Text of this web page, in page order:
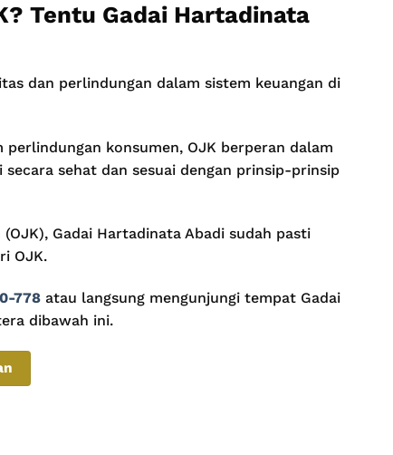
Tentu Gadai Hartadinata
dan perlindungan dalam sistem keuangan di
konsumen, OJK berperan dalam
sehat dan sesuai dengan prinsip-prinsip
Gadai Hartadinata Abadi sudah pasti
OJK.
778 atau langsung mengunjungi tempat Gadai
dibawah ini.